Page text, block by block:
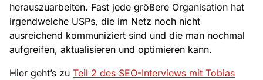
herauszuarbeiten. Fast jede größere Organisation hat
irgendwelche USPs, die im Netz noch nicht
ausreichend kommuniziert sind und die man nochmal
aufgreifen, aktualisieren und optimieren kann.
Hier geht’s zu Teil 2 des SEO-Interviews mit Tobias